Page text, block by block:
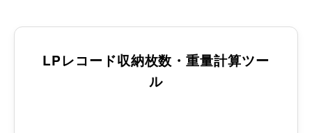
LPレコード収納枚数・重量計算ツー
ル